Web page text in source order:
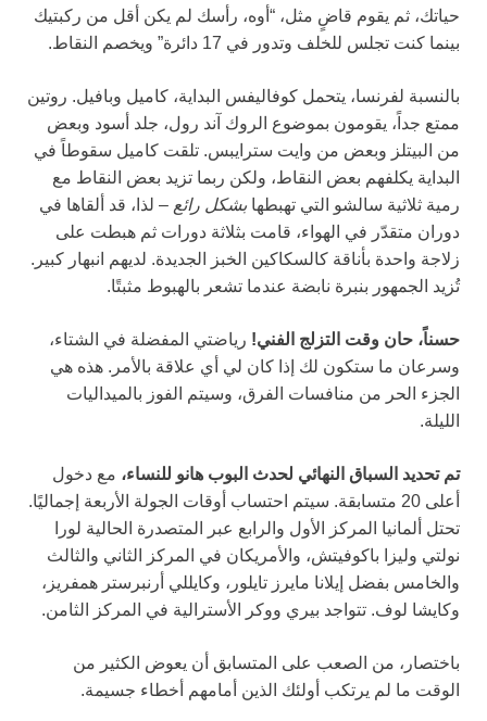
حياتك، ثم يقوم قاضٍ مثل، “أوه، رأسك لم يكن أقل من ركبتيك
بينما كنت تجلس للخلف وتدور في 17 دائرة” ويخصم النقاط.
بالنسبة لفرنسا، يتحمل كوفاليفس البداية، كاميل وبافيل. روتين
ممتع جداً، يقومون بموضوع الروك آند رول، جلد أسود وبعض
من البيتلز وبعض من وايت سترايبس. تلقت كاميل سقوطاً في
البداية يكلفهم بعض النقاط، ولكن ربما تزيد بعض النقاط مع
رمية ثلاثية سالشو التي تهبطها بشكل رائع – لذا، قد ألقاها في
دوران متقدّر في الهواء، قامت بثلاثة دورات ثم هبطت على
زلاجة واحدة بأناقة كالسكاكين الخبز الجديدة. لديهم انبهار كبير.
تُزيد الجمهور بنبرة نابضة عندما تشعر بالهبوط مثبتًا.
حسناً، حان وقت التزلج الفني! رياضتي المفضلة في الشتاء،
وسرعان ما ستكون لك إذا كان لي أي علاقة بالأمر. هذه هي
الجزء الحر من منافسات الفرق، وسيتم الفوز بالميداليات
الليلة.
تم تحديد السباق النهائي لحدث البوب هانو للنساء، مع دخول
أعلى 20 متسابقة. سيتم احتساب أوقات الجولة الأربعة إجماليًا.
تحتل ألمانيا المركز الأول والرابع عبر المتصدرة الحالية لورا
نولتي وليزا باكوفيتش، والأمريكان في المركز الثاني والثالث
والخامس بفضل إيلانا مايرز تايلور، وكايللي أرنبرستر همفريز،
وكايشا لوف. تتواجد بيري ووكر الأسترالية في المركز الثامن.
باختصار، من الصعب على المتسابق أن يعوض الكثير من
الوقت ما لم يرتكب أولئك الذين أمامهم أخطاء جسيمة.